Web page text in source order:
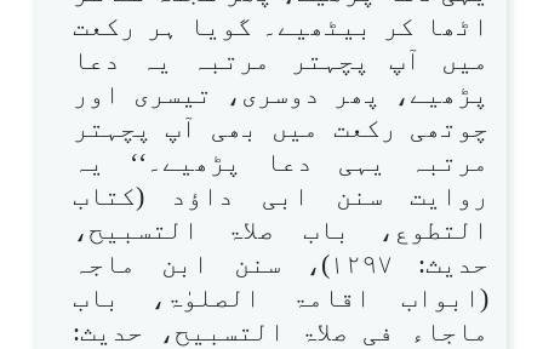
اٹھا کر بیٹھیے۔ گویا ہر رکعت
میں آپ پچہتر مرتبہ یہ دعا
پڑھیے، پھر دوسری، تیسری اور
چوتھی رکعت میں بھی آپ پچہتر
مرتبہ یہی دعا پڑھیے۔‘‘ یہ
روایت سنن ابی داؤد (کتاب
التطوع، باب صلاۃ التسبیح،
حدیث: ۱۲۹۷)، سنن ابن ماجہ
(ابواب اقامۃ الصلوٰۃ، باب
ماجاء فی صلاۃ التسبیح، حدیث: